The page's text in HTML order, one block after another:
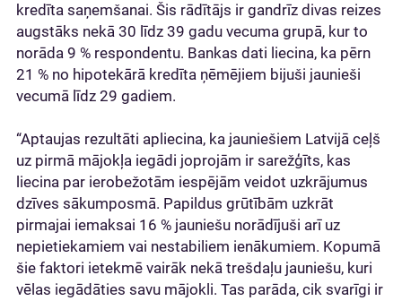
kredīta saņemšanai. Šis rādītājs ir gandrīz divas reizes
augstāks nekā 30 līdz 39 gadu vecuma grupā, kur to
norāda 9 % respondentu. Bankas dati liecina, ka pērn
21 % no hipotekārā kredīta ņēmējiem bijuši jaunieši
vecumā līdz 29 gadiem.
“Aptaujas rezultāti apliecina, ka jauniešiem Latvijā ceļš
uz pirmā mājokļa iegādi joprojām ir sarežģīts, kas
liecina par ierobežotām iespējām veidot uzkrājumus
dzīves sākumposmā. Papildus grūtībām uzkrāt
pirmajai iemaksai 16 % jauniešu norādījuši arī uz
nepietiekamiem vai nestabiliem ienākumiem. Kopumā
šie faktori ietekmē vairāk nekā trešdaļu jauniešu, kuri
vēlas iegādāties savu mājokli. Tas parāda, cik svarīgi ir